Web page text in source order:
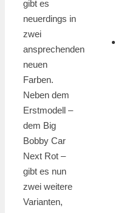
gibt es
neuerdings in
zwei
ansprechenden
neuen
Farben.
Neben dem
Erstmodell –
dem Big
Bobby Car
Next Rot –
gibt es nun
zwei weitere
Varianten,